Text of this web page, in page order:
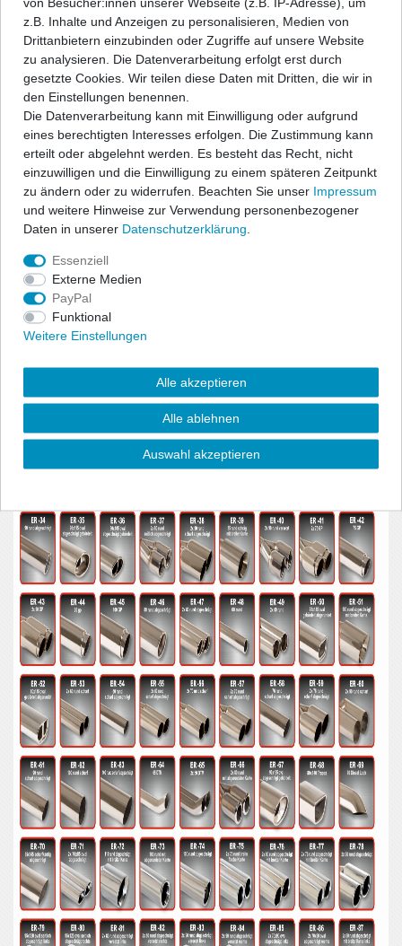
Durch die Auswahl vieler individuell einsetzbarer Endrohre ist eine
Lagerhaltung nicht möglich. Die Modifizierung des
Endschalldämpfers wird daher erst nach Bestelleingang in den
laufenden Produktionsablauf eingeplant. Die gewünschten
Endrohre werden dann erst am Schalldämpfer angeschweißt.
Dieser Prozess benötigt einiges an Zeit, daher ist hier eine
verlängerte Bearbeitungs- u. Lieferzeit angegeben.
z.B. Inhalte und Anzeigen zu personalisieren, Medien von
Drittanbietern einzubinden oder Zugriffe auf unsere Website
zu analysieren. Die Datenverarbeitung erfolgt erst durch
gesetzte Cookies. Wir teilen diese Daten mit Dritten, die wir in
den Einstellungen benennen.
Die Datenverarbeitung kann mit Einwilligung oder aufgrund
eines berechtigten Interesses erfolgen. Die Zustimmung kann
erteilt oder abgelehnt werden. Es besteht das Recht, nicht
einzuwilligen und die Einwilligung zu einem späteren Zeitpunkt
zu ändern oder zu widerrufen. Beachten Sie unser Impressum
und weitere Hinweise zur Verwendung personenbezogener
Daten in unserer Daten­schutz­erklärung
Essenziell
Externe Medien
PayPal
Funktional
Weitere Einstellungen
Alle akzeptieren
Alle ablehnen
Auswahl akzeptieren